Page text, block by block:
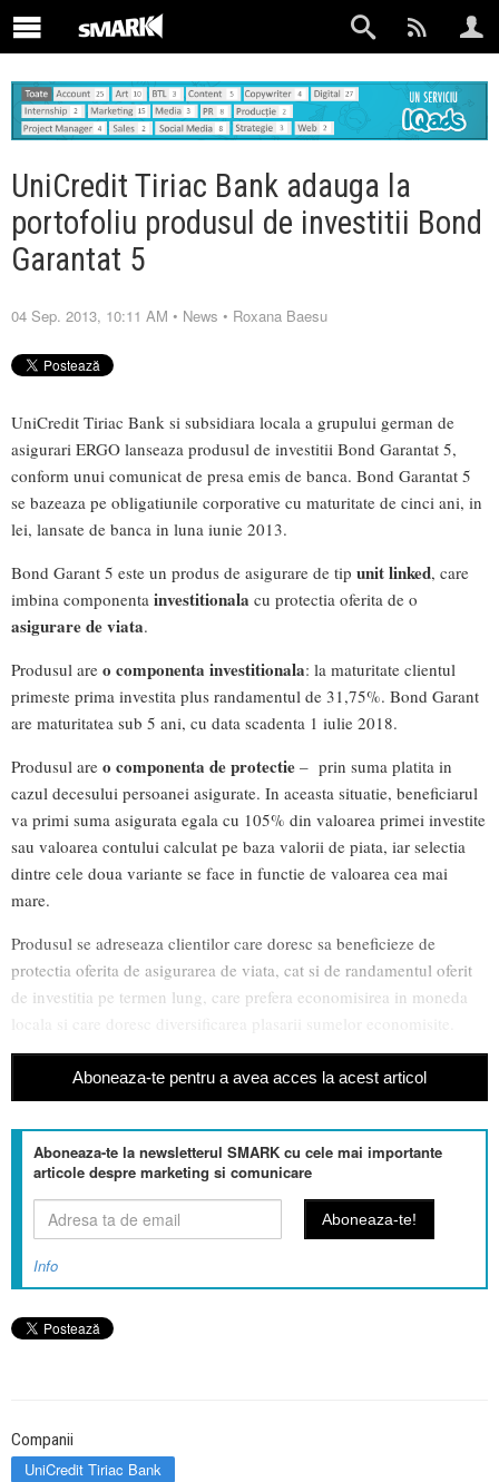
UniCredit Tiriac Bank adauga la
portofoliu produsul de investitii Bond
Garantat 5
04 Sep. 2013, 10:11 AM • News • Roxana Baesu
UniCredit Tiriac Bank si subsidiara locala a grupului german de
asigurari ERGO lanseaza produsul de investitii Bond Garantat 5,
conform unui comunicat de presa emis de banca. Bond Garantat 5
se bazeaza pe obligatiunile corporative cu maturitate de cinci ani, in
lei, lansate de banca in luna iunie 2013.
Bond Garant 5 este un produs de asigurare de tip unit linked, care
imbina componenta investitionala cu protectia oferita de o
asigurare de viata.
Produsul are o componenta investitionala: la maturitate clientul
primeste prima investita plus randamentul de 31,75%. Bond Garant
are maturitatea sub 5 ani, cu data scadenta 1 iulie 2018.
Produsul are o componenta de protectie – prin suma platita in
cazul decesului persoanei asigurate. In aceasta situatie, beneficiarul
va primi suma asigurata egala cu 105% din valoarea primei investite
sau valoarea contului calculat pe baza valorii de piata, iar selectia
dintre cele doua variante se face in functie de valoarea cea mai
mare.
Produsul se adreseaza clientilor care doresc sa beneficieze de
protectia oferita de asigurarea de viata, cat si de randamentul oferit
de investitia pe termen lung, care prefera economisirea in moneda
locala si care doresc diversificarea plasarii sumelor economisite.
Aboneaza-te pentru a avea acces la acest articol
Aboneaza-te la newsletterul SMARK cu cele mai importante
articole despre marketing si comunicare
Info
Companii
UniCredit Tiriac Bank